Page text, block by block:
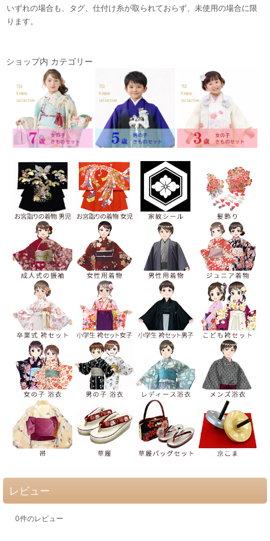
いずれの場合も、タグ、仕付け糸が取られておらず、未使用の場合に限
ります。
ショップ内 カテゴリー
レビュー
0件のレビュー